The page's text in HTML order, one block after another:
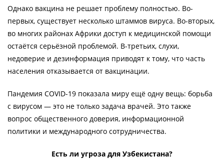
Однако вакцина не решает проблему полностью. Во-
первых, существует несколько штаммов вируса. Во-вторых,
во многих районах Африки доступ к медицинской помощи
остаётся серьёзной проблемой. В-третьих, слухи,
недоверие и дезинформация приводят к тому, что часть
населения отказывается от вакцинации.
Пандемия COVID-19 показала миру ещё одну вещь: борьба
с вирусом — это не только задача врачей. Это также
вопрос общественного доверия, информационной
политики и международного сотрудничества.
Есть ли угроза для Узбекистана?